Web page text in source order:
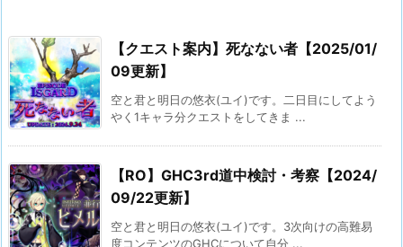
【クエスト案内】死なない者【2025/01/
09更新】
空と君と明日の悠衣(ユイ)です。二日目にしてよう
やく1キャラ分クエストをしてきま ...
【RO】GHC3rd道中検討・考察【2024/
09/22更新】
空と君と明日の悠衣(ユイ)です。3次向けの高難易
度コンテンツのGHCについて自分 ...